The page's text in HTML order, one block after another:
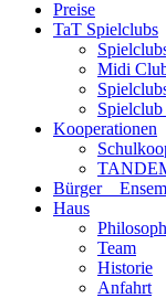
Preise
TaT Spielclubs
Midi
Kooperationen
Haus
Team
Historie
Anfahrt